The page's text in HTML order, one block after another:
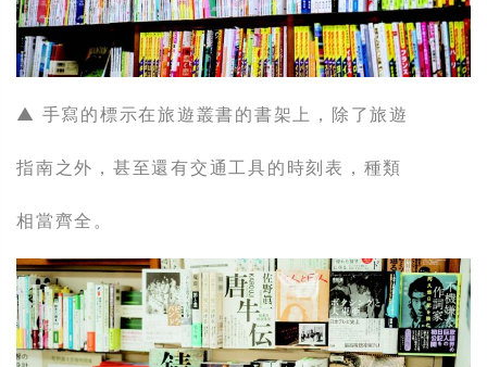
▲ 手寫的標示在旅遊叢書的書架上，除了旅遊
指南之外，甚至還有交通工具的時刻表，種類
相當齊全。